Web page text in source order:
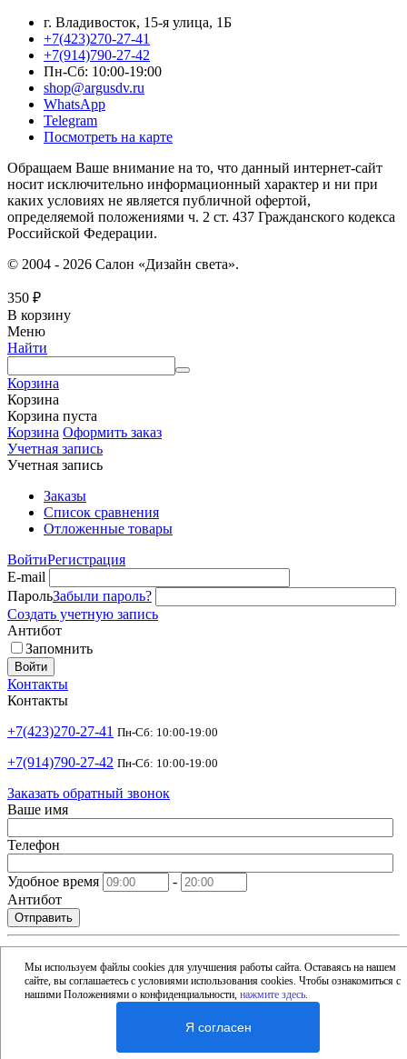
г. Владивосток, 15-я улица, 1Б
+7(423)270-27-41
+7(914)790-27-42
Пн-Сб: 10:00-19:00
shop@argusdv.ru
WhatsApp
Telegram
Посмотреть на карте
Обращаем Ваше внимание на то, что данный интернет-сайт
носит исключительно информационный характер и ни при
каких условиях не является публичной офертой,
определяемой положениями ч. 2 ст. 437 Гражданского кодекса
Российской Федерации.
Мы используем файлы cookies для улучшения работы сайта. Оставаясь на нашем
сайте, вы соглашаетесь с условиями использования cookies. Чтобы ознакомиться с
нашими Положениями о конфиденциальности,нажмите здесь.
Я согласен
© 2004 - 2026 Салон «Дизайн света».
350 ₽
В корзину
Меню
Найти
Корзина
Корзина
Корзина пуста
Корзина Оформить заказ
Учетная запись
Учетная запись
Заказы
Список сравнения
Отложенные товары
ВойтиРегистрация
E-mail
ПарольЗабыли пароль?
Создать учетную запись
Антибот
Запомнить
Войти
Контакты
Контакты
+7(423)270-27-41 Пн-Сб: 10:00-19:00
+7(914)790-27-42 Пн-Сб: 10:00-19:00
Заказать обратный звонок
Ваше имя
Телефон
Удобное время
-
Антибот
Отправить
Адрес
Россия, Владивосток, 15-я улица, 1Б